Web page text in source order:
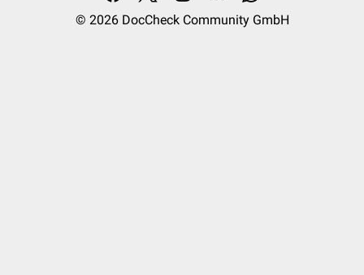
© 2026 DocCheck Community GmbH